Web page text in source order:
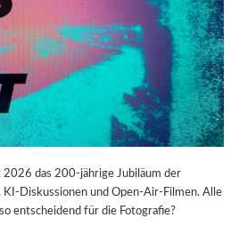
das 200-jährige Jubiläum der
KI-Diskussionen und Open-Air-Filmen. Alle
entscheidend für die Fotografie?